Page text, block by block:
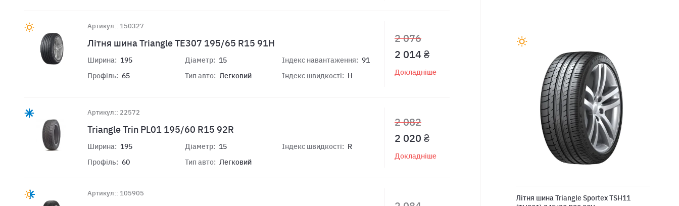
Артикул:: 150327
Лiтня шина Triangle TE307 195/65 R15 91H
Ширина: 195
Профіль: 65
Діаметр: 15
Тип авто: Легковий
Індекс навантаження: 91
Індекс швидкості: H
2 076
2 014 ₴
Докладніше
Артикул:: 22572
Triangle Trin PL01 195/60 R15 92R
Ширина: 195
Профіль: 60
Діаметр: 15
Тип авто: Легковий
Індекс швидкості: R
2 082
2 020 ₴
Докладніше
Артикул:: 105905
Літня шина Triangle Sportex TSH11